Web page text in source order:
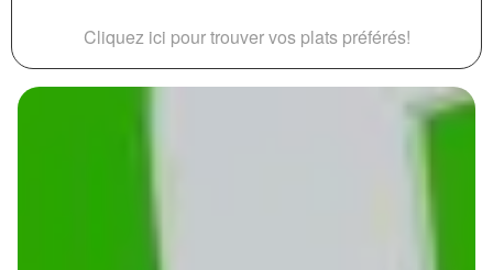
Cliquez ici pour trouver vos plats préférés!